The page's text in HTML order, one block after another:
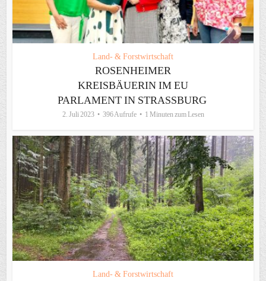
Land- & Forstwirtschaft
ROSENHEIMER
KREISBÄUERIN IM EU
PARLAMENT IN STRASSBURG
2. Juli 2023 396 Aufrufe 1 Minuten zum Lesen
Land- & Forstwirtschaft